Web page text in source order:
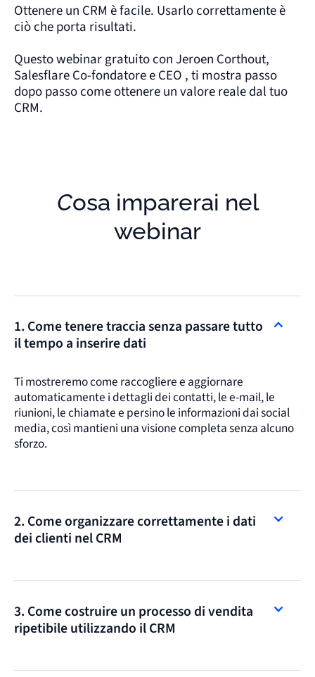
Ottenere un CRM è facile. Usarlo correttamente è
ciò che porta risultati.
Questo webinar gratuito con Jeroen Corthout,
Salesflare Co-fondatore e CEO , ti mostra passo
dopo passo come ottenere un valore reale dal tuo
CRM.
Cosa imparerai nel
webinar
1. Come tenere traccia senza passare tutto
il tempo a inserire dati
Ti mostreremo come raccogliere e aggiornare
automaticamente i dettagli dei contatti, le e-mail, le
riunioni, le chiamate e persino le informazioni dai social
media, così mantieni una visione completa senza alcuno
sforzo.
2. Come organizzare correttamente i dati
dei clienti nel CRM
3. Come costruire un processo di vendita
ripetibile utilizzando il CRM